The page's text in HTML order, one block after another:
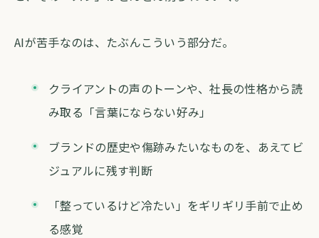
AIが苦手なのは、たぶんこういう部分だ。
クライアントの声のトーンや、社長の性格から読
み取る「言葉にならない好み」
ブランドの歴史や傷跡みたいなものを、あえてビ
ジュアルに残す判断
「整っているけど冷たい」をギリギリ手前で止め
る感覚